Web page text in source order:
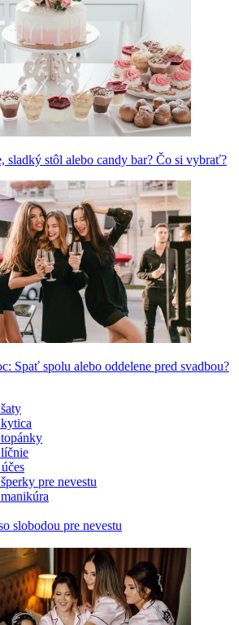
sladký stôl alebo candy bar? Čo si vybrať?
Spať spolu alebo oddelene pred svadbou?
pre nevestu
slobodou pre nevestu